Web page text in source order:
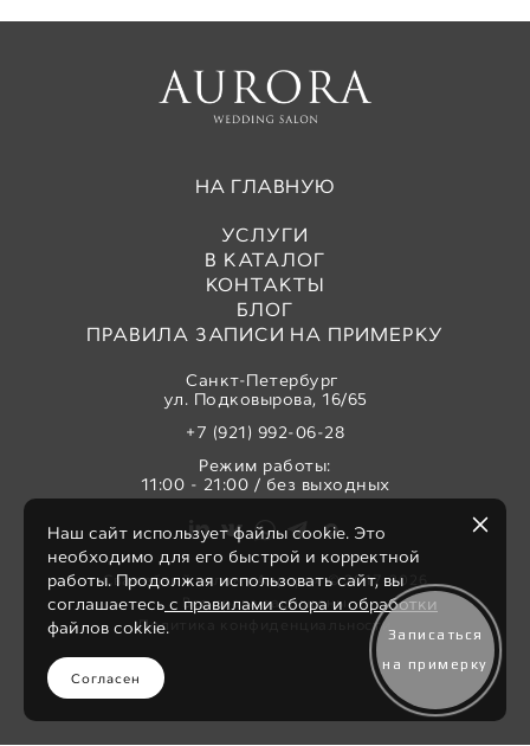
НА ГЛАВНУЮ
УСЛУГИ
В КАТАЛОГ
КОНТАКТЫ
БЛОГ
ПРАВИЛА ЗАПИСИ НА ПРИМЕРКУ
Санкт-Петербург
ул. Подковырова, 16/65
+7 (921) 992-06-28
Режим работы:
11:00 - 21:00 / без выходных
Свадебный салон «Аврора» © 2017-2026
Все права защищены
Политика конфиденциальности
Наш сайт использует файлы cookie. Это
необходимо для его быстрой и корректной
работы. Продолжая использовать сайт, вы
соглашаетесь с правилами сбора и обработки
файлов cokkie.
Согласен
Записаться
на примерку